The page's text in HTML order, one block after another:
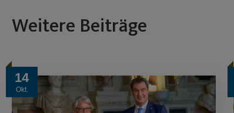
Weitere Beiträge
14
Okt.